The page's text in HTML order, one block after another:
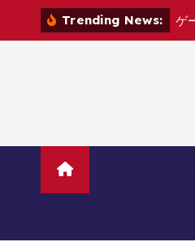
Trending News: ゲ